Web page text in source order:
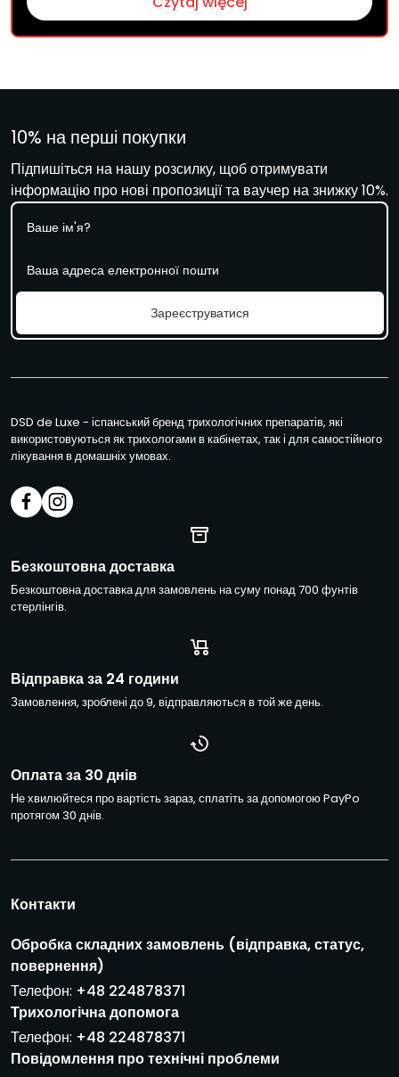
10% на перші покупки
Підпишіться на нашу розсилку, щоб отримувати
інформацію про нові пропозиції та ваучер на знижку 10%.
е
т
р
н
а
п
о
т
а
*
Е
л
е
к
н
н
ш
т
а
*
Е
е
к
т
р
о
н
н
а
п
о
Зареєструватися
DSD de Luxe - іспанський бренд трихологічних препаратів, які
використовуються як трихологами в кабінетах, так і для самостійного
лікування в домашніх умовах.
Безкоштовна доставка
Безкоштовна доставка для замовлень на суму понад 700 фунтів
стерлінгів.
Відправка за 24 години
Замовлення, зроблені до 9, відправляються в той же день.
Оплата за 30 днів
Не хвилюйтеся про вартість зараз, сплатіть за допомогою PayPo
протягом 30 днів.
Контакти
Обробка складних замовлень (відправка, статус,
повернення)
Телефон: +48 224878371
Трихологічна допомога
Телефон: +48 224878371
Повідомлення про технічні проблеми